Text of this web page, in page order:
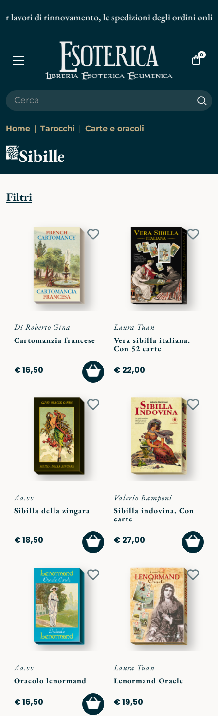
di rinnovamento, le spedizioni degli ordini
Apri
Vai
0
Home Tarocchi Carte e oracoli
Sibille
Filtri
Aggiungi
Di Roberto Gina
Cartomanzia francese
€ 16,50
AGGIUNGI
AL
CARRELLO
Laura Tuan
Vera sibilla italiana.
Con 52 carte
€ 22,00
Aggiungi
Aa.vv
Sibilla della zingara
€ 18,50
AGGIUNGI
AL
CARRELLO
Valerio Ramponi
Sibilla indovina. Con
carte
€ 27,00
AL
Aggiungi
Aa.vv
Oracolo lenormand
€ 16,50
AGGIUNGI
AL
Laura Tuan
Lenormand Oracle
€ 19,50